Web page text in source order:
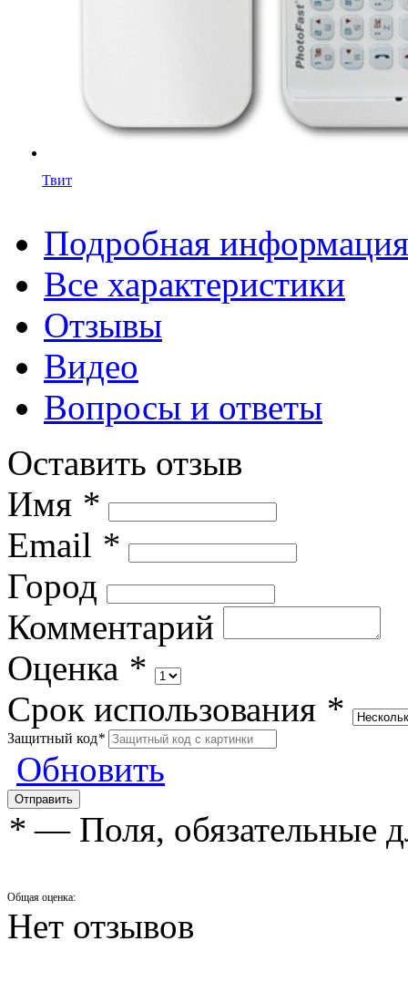
Твит
Подробная информация
Все характеристики
Отзывы
Видео
Вопросы и ответы
Оставить отзыв
Имя *
Email *
Город
Комментарий
Оценка *
Срок использования *
Защитный код*
Обновить
* — Поля, обязательные
Общая оценка:
Нет отзывов